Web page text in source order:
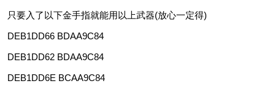
只要入了以下金手指就能用以上武器(放心一定得)
DEB1DD66 BDAA9C84
DEB1DD62 BDAA9C84
DEB1DD6E BCAA9C84